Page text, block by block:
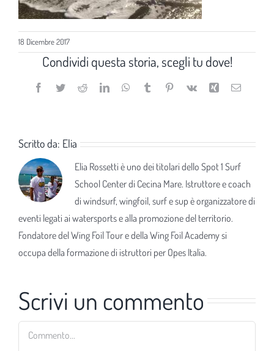
18 Dicembre 2017
Condividi questa storia, scegli tu dove!
Facebook
TwitterRedditLinkedInWhatsApp
TumblrPinterest
Vk Xing Email
Scritto da: Elia
Elia Rossetti è uno dei titolari dello Spot 1 Surf
School Center di Cecina Mare. Istruttore e coach
di windsurf, wingfoil, surf e sup è organizzatore di
eventi legati ai watersports e alla promozione del territorio.
Fondatore del Wing Foil Tour e della Wing Foil Academy si
occupa della formazione di istruttori per Opes Italia.
Scrivi un commento
Commento